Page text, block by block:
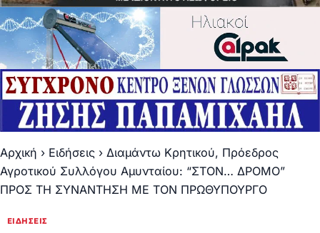
Αρχική › Ειδήσεις › Διαμάντω Κρητικού, Πρόεδρος
Αγροτικού Συλλόγου Αμυνταίου: “ΣΤΟΝ… ΔΡΟΜΟ”
ΠΡΟΣ ΤΗ ΣΥΝΑΝΤΗΣΗ ΜΕ ΤΟΝ ΠΡΩΘΥΠΟΥΡΓΟ
ΕΙΔΉΣΕΙΣ